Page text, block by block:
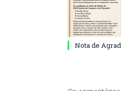
Nota de